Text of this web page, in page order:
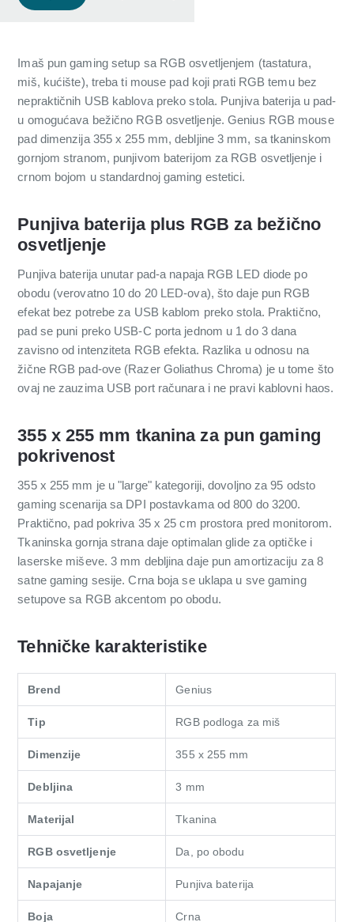
Imaš pun gaming setup sa RGB osvetljenjem (tastatura,
miš, kućište), treba ti mouse pad koji prati RGB temu bez
nepraktičnih USB kablova preko stola. Punjiva baterija u pad-
u omogućava bežično RGB osvetljenje. Genius RGB mouse
pad dimenzija 355 x 255 mm, debljine 3 mm, sa tkaninskom
gornjom stranom, punjivom baterijom za RGB osvetljenje i
crnom bojom u standardnoj gaming estetici.
Punjiva baterija plus RGB za bežično
osvetljenje
Punjiva baterija unutar pad-a napaja RGB LED diode po
obodu (verovatno 10 do 20 LED-ova), što daje pun RGB
efekat bez potrebe za USB kablom preko stola. Praktično,
pad se puni preko USB-C porta jednom u 1 do 3 dana
zavisno od intenziteta RGB efekta. Razlika u odnosu na
žične RGB pad-ove (Razer Goliathus Chroma) je u tome što
ovaj ne zauzima USB port računara i ne pravi kablovni haos.
355 x 255 mm tkanina za pun gaming
pokrivenost
355 x 255 mm je u "large" kategoriji, dovoljno za 95 odsto
gaming scenarija sa DPI postavkama od 800 do 3200.
Praktično, pad pokriva 35 x 25 cm prostora pred monitorom.
Tkaninska gornja strana daje optimalan glide za optičke i
laserske miševe. 3 mm debljina daje pun amortizaciju za 8
satne gaming sesije. Crna boja se uklapa u sve gaming
setupove sa RGB akcentom po obodu.
Tehničke karakteristike
Brend Genius
Tip RGB podloga za miš
Dimenzije 355 x 255 mm
Debljina 3 mm
Materijal Tkanina
RGB osvetljenje Da, po obodu
Napajanje Punjiva baterija
Boja Crna